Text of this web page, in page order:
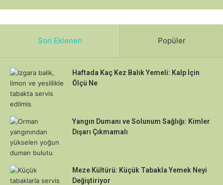
Son Eklenen Popüler
Haftada Kaç Kez Balık Yemeli: Kalp İçin
Ölçü Ne
Yangın Dumanı ve Solunum Sağlığı: Kimler
Dışarı Çıkmamalı
Meze Kültürü: Küçük Tabakla Yemek Neyi
Değiştiriyor